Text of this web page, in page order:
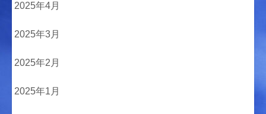
2025年4月
2025年3月
2025年2月
2025年1月